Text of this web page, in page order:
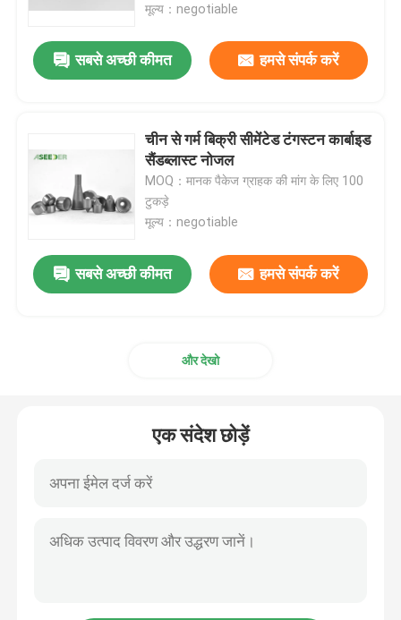
हमारे बारे में
मूल्य：negotiable
सबसे अच्छी कीमत हमसे संपर्क करें
चीन से गर्म बिक्री सीमेंटेड टंगस्टन कार्बाइड
सैंडब्लास्ट नोजल
MOQ：मानक पैकेज ग्राहक की मांग के लिए 100
टुकड़े
मूल्य：negotiable
सबसे अच्छी कीमत हमसे संपर्क करें
और देखो
एक संदेश छोड़ें